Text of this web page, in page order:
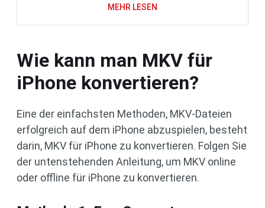
MEHR LESEN
Wie kann man MKV für
iPhone konvertieren?
Eine der einfachsten Methoden, MKV-Dateien
erfolgreich auf dem iPhone abzuspielen, besteht
darin, MKV für iPhone zu konvertieren. Folgen Sie
der untenstehenden Anleitung, um MKV online
oder offline für iPhone zu konvertieren.